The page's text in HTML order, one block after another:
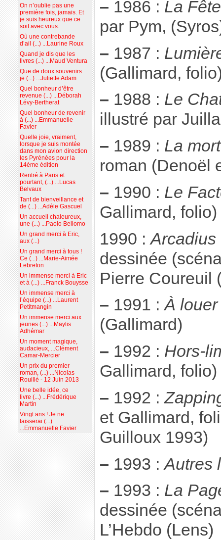
– 1986 : La
par Pym,
– 1987 :
(Gallimard,
– 1988 : Le
illustré par
– 1989 : La
roman (Denoël
– 1990 : Le
Gallimard,
1990 :Arcadius
dessinée
Pierre Coureuil
– 1991 :À
(Gallimard)
– 1992 : Hors-
Gallimard, folio)
– 1992 :
et Gallimard,
Guilloux 1993)
– 1993 :Autres
– 1993 : La
dessinée
L’Hebdo (Lens)
On n’oublie pas une
première fois, jamais. Et
je suis heureux que ce
soit avec vous.
Où une contrebande
d’ail (...) ...Laurine Roux
Quand je dis que les
livres (...) ...Maud Ventura
Que de doux souvenirs
je (...) ...Juliette Adam
Quel bonheur d’être
revenue (...) ...Déborah
Lévy-Bertherat
Quel bonheur de revenir
à (...) ...Emmanuelle
Favier
Quelle joie, vraiment,
lorsque je suis montée
dans mon avion direction
les Pyrénées pour la
14ème édition
Rentré à Paris et
pourtant, (...) ...Lucas
Belvaux
Tant de bienveillance et
de (...) ...Adèle Gascuel
Un accueil chaleureux,
une (...) ...Paolo Bellomo
Un grand merci à Eric,
aux (...)
Un grand merci à tous !
Ce (...) ...Marie-Aimée
Lebreton
Un immense merci à Eric
et à (...) ...Franck Bouysse
Un immense merci à
l’équipe (...) ...Laurent
Petitmangin
Un immense merci aux
jeunes (...) ...Maylis
Adhémar
Un moment magique,
audacieux, ...Clément
Camar-Mercier
Un prix du premier
roman, (...) ...Nicolas
Rouillé - 12 Juin 2013
Une belle idée, ce
livre (...) ...Frédérique
Martin
Vingt ans ! Je ne
laisserai (...)
...Emmanuelle Favier